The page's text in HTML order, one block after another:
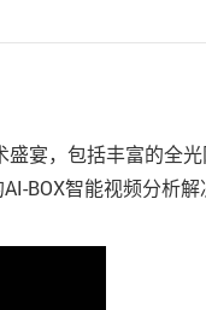
宴，包括丰富的全
BOX智能视频分析解